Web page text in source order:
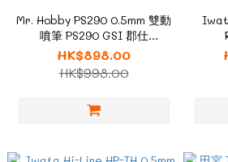
Mr. Hobby PS290 0.5mm 雙動
噴筆 PS290 GSI 郡仕
Airbrush
HK$898.00
HK$998.00